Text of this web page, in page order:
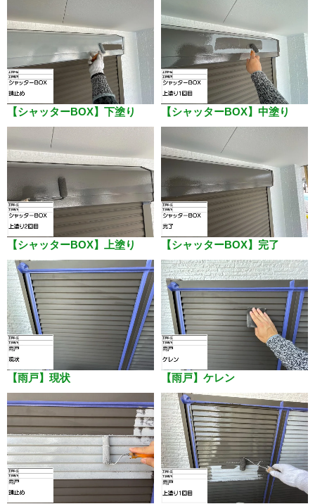
【シャッターBOX】下塗り 【シャッターBOX】中塗り
【シャッターBOX】上塗り 【シャッターBOX】完了
【雨戸】現状 【雨戸】ケレン